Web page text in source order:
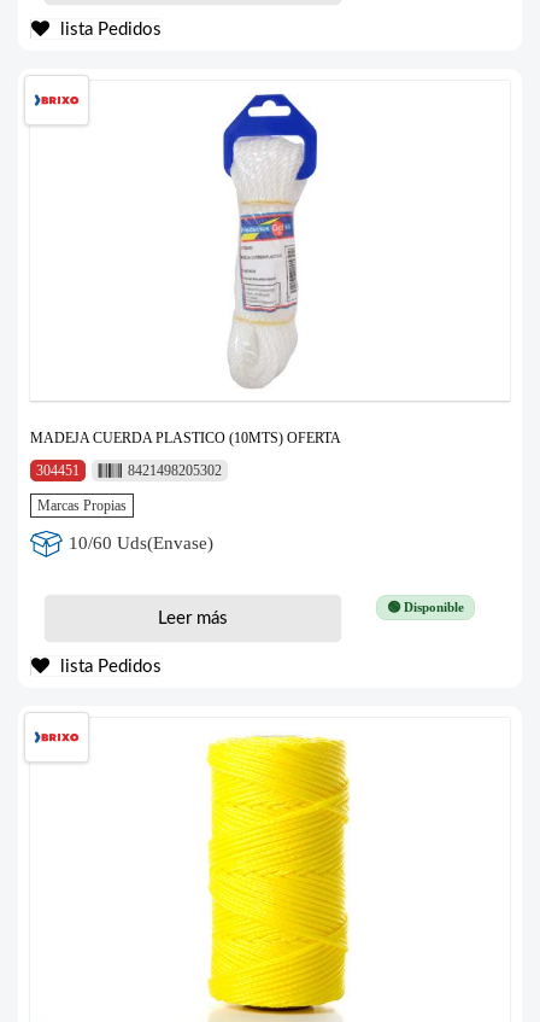
lista Pedidos
MADEJA CUERDA PLASTICO (10MTS) OFERTA
304451
8421498205302
Marcas Propias
10/60 Uds(Envase)
🟢 Disponible
Leer más
lista Pedidos